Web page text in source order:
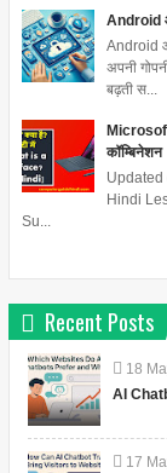
Android
Android
अपनी
बढ़ती स...
कॉम्बिनेशन
Updated
Hindi
Su...
Recent Posts
18
AI
17